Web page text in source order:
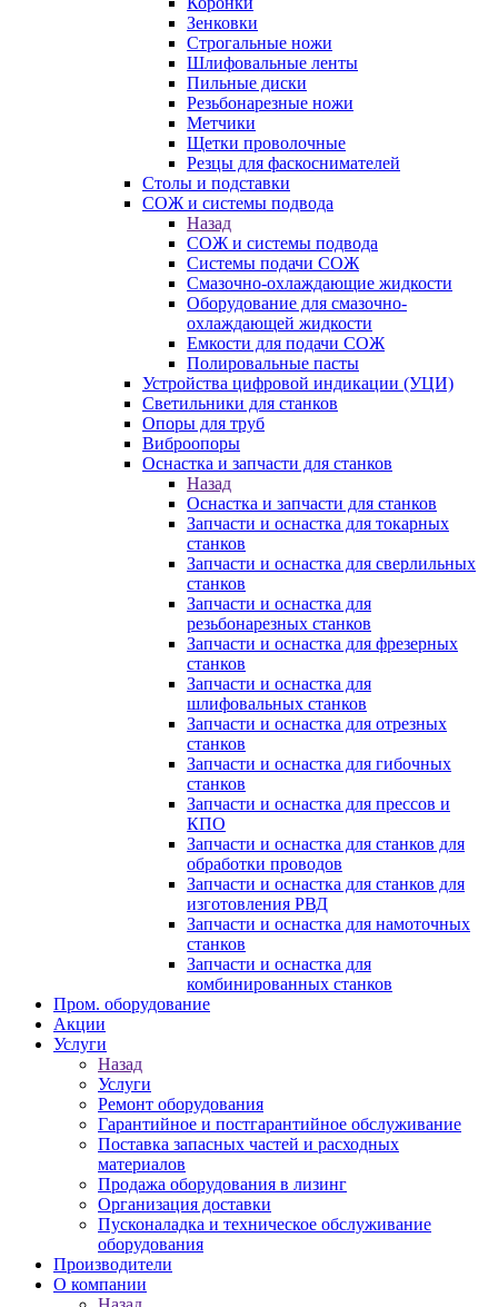
Зенковки
Строгальные ножи
Шлифовальные ленты
Пильные диски
Резьбонарезные ножи
Метчики
Щетки проволочные
Резцы для фаскоснимателей
Столы и подставки
СОЖ и системы подвода
Назад
СОЖ и системы подвода
Системы подачи СОЖ
Смазочно-охлаждающие жидкости
Оборудование для смазочно-
охлаждающей жидкости
Емкости для подачи СОЖ
Полировальные пасты
Устройства цифровой индикации (УЦИ)
Светильники для станков
Опоры для труб
Виброопоры
Оснастка и запчасти для станков
Назад
Оснастка и запчасти для станков
Запчасти и оснастка для токарных
станков
Запчасти и оснастка для сверлильных
станков
Запчасти и оснастка для
резьбонарезных станков
Запчасти и оснастка для фрезерных
станков
Запчасти и оснастка для
шлифовальных станков
Запчасти и оснастка для отрезных
станков
Запчасти и оснастка для гибочных
станков
Запчасти и оснастка для прессов и
КПО
Запчасти и оснастка для станков для
обработки проводов
Запчасти и оснастка для станков для
изготовления РВД
Запчасти и оснастка для намоточных
станков
Запчасти и оснастка для
комбинированных станков
Пром. оборудование
Акции
Услуги
Назад
Услуги
Ремонт оборудования
Гарантийное и постгарантийное обслуживание
Поставка запасных частей и расходных
материалов
Продажа оборудования в лизинг
Организация доставки
Пусконаладка и техническое обслуживание
оборудования
Производители
О компании